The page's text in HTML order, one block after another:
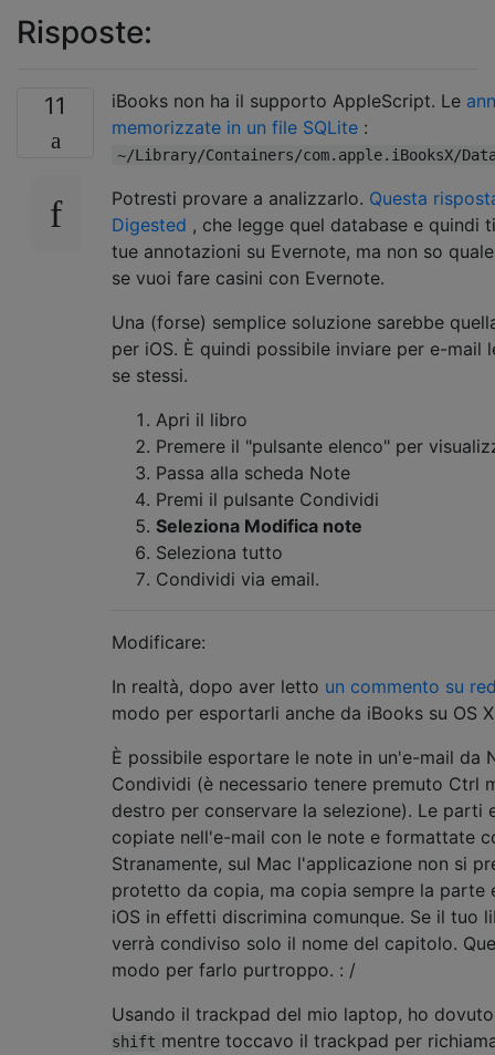
Risposte:
11 iBooks non ha il supporto AppleScript. Le
memorizzate in un file SQLite :
~/Library/Containers/com.apple.iBooksX/
Potresti provare a analizzarlo. Questa
Digested , che legge quel database e quindi
tue annotazioni su Evernote, ma non so
se vuoi fare casini con Evernote.
Una (forse) semplice soluzione sarebbe
per iOS. È quindi possibile inviare per e-mail
se stessi.
Apri il libro
Premere il "pulsante elenco" per
Passa alla scheda Note
Premi il pulsante Condividi
Seleziona Modifica note
Seleziona tutto
Condividi via email.
Modificare:
In realtà, dopo aver letto un commento su
modo per esportarli anche da iBooks su OS
È possibile esportare le note in un'e-mail da
Condividi (è necessario tenere premuto Ctrl
destro per conservare la selezione). Le parti
copiate nell'e-mail con le note e formattate
Stranamente, sul Mac l'applicazione non si
protetto da copia, ma copia sempre la parte
iOS in effetti discrimina comunque. Se il tuo
verrà condiviso solo il nome del capitolo.
modo per farlo purtroppo. : /
Usando il trackpad del mio laptop, ho
shift mentre toccavo il trackpad per